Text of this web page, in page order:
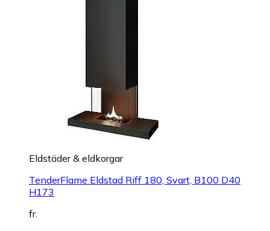
Eldstäder & eldkorgar
TenderFlame Eldstad Riff 180, Svart, B100 D40
H173
fr.